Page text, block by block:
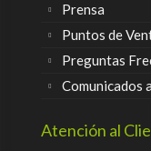
Prensa
Puntos de
Preguntas
Comunicados
Atención al